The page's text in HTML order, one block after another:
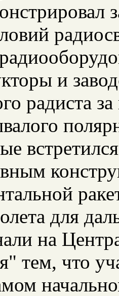
и
радиста
для
на
тем, что